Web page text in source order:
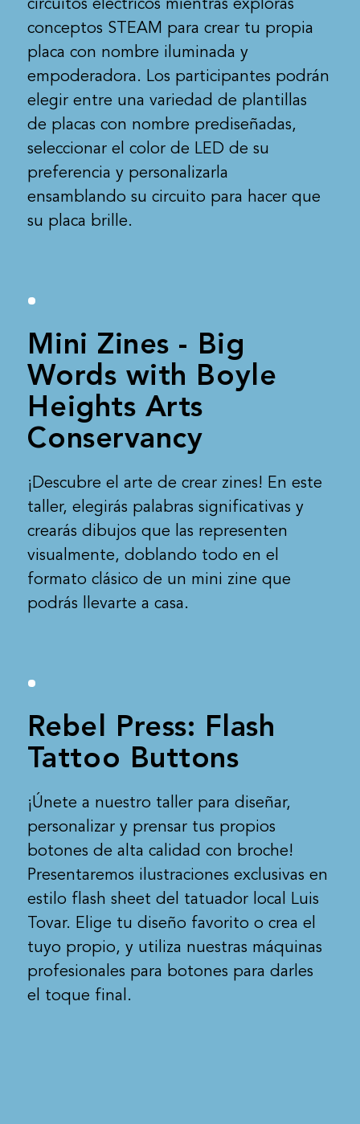
conceptos STEAM para crear tu propia
placa con nombre iluminada y
empoderadora. Los participantes podrán
elegir entre una variedad de plantillas
de placas con nombre prediseñadas,
seleccionar el color de LED de su
preferencia y personalizarla
ensamblando su circuito para hacer que
su placa brille.
Mini Zines - Big
Words with Boyle
Heights Arts
Conservancy
¡Descubre el arte de crear zines! En este
taller, elegirás palabras significativas y
crearás dibujos que las representen
visualmente, doblando todo en el
formato clásico de un mini zine que
podrás llevarte a casa.
Rebel Press: Flash
Tattoo Buttons
¡Únete a nuestro taller para diseñar,
personalizar y prensar tus propios
botones de alta calidad con broche!
Presentaremos ilustraciones exclusivas en
estilo flash sheet del tatuador local Luis
Tovar. Elige tu diseño favorito o crea el
tuyo propio, y utiliza nuestras máquinas
profesionales para botones para darles
el toque final.